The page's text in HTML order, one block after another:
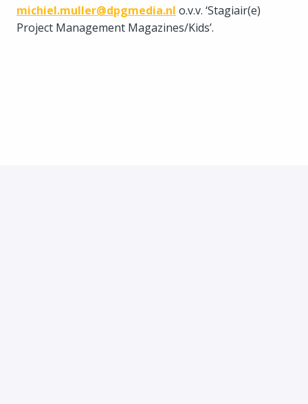
michiel.muller@dpgmedia.nl o.v.v. ‘Stagiair(e)
Project Management Magazines/Kids’.